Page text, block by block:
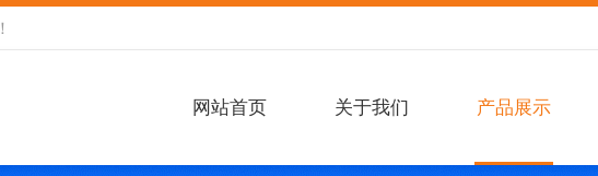
！
网站首页 关于我们 产品展示